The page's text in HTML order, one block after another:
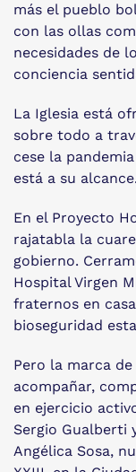
más el pueblo
con las ollas
necesidades de
conciencia
La Iglesia está
sobre todo a
cese la
está a su alcance.
En el Proyecto
rajatabla la
gobierno.
Hospital Virgen
fraternos en
bioseguridad
Pero la marca
acompañar,
en ejercicio
Sergio Gualberti
Angélica Sosa,